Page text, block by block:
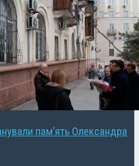
пам’ять Олександра